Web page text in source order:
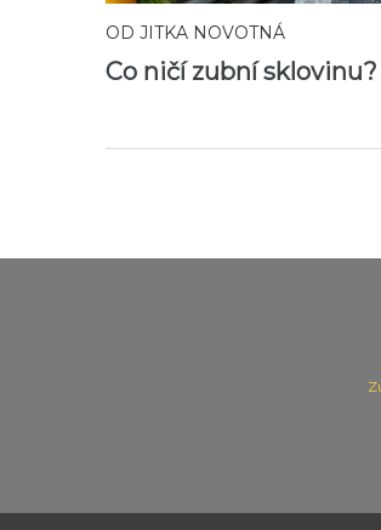
OD JITKA NOVOTNÁ
Co ničí zubní sklovinu?